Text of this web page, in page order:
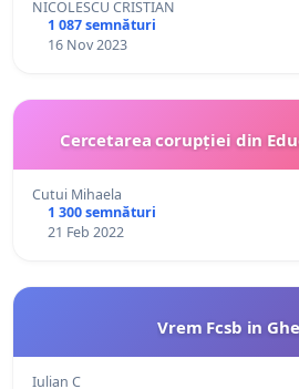
NICOLESCU CRISTIAN
1 087 semnături
16 Nov 2023
Cercetarea corupției din
Cutui Mihaela
1 300 semnături
21 Feb 2022
Vrem Fcsb in
Iulian C